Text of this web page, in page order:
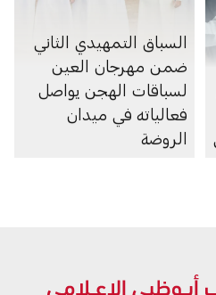
السباق التمهيدي الثاني
ضمن مهرجان العين
لسباقات الهجن يواصل
فعالياته في ميدان
الروضة